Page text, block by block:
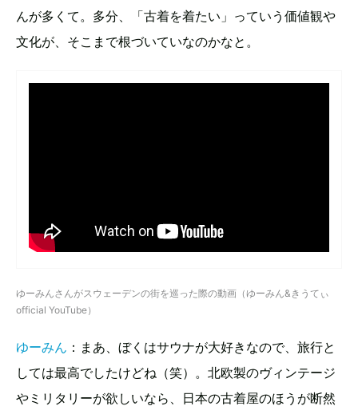
んが多くて。多分、「古着を着たい」っていう価値観や
文化が、そこまで根づいていなのかなと。
ゆーみんさんがスウェーデンの街を巡った際の動画（ゆーみん&きうてぃ
official YouTube）
ゆーみん ：まあ、ぼくはサウナが大好きなので、旅行と
しては最高でしたけどね（笑）。北欧製のヴィンテージ
やミリタリーが欲しいなら、日本の古着屋のほうが断然